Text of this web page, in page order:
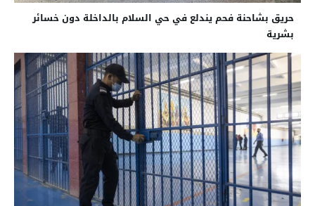
حريق بشاحنة فحم يندلع في حي السلام بالداخلة دون خسائر
بشرية